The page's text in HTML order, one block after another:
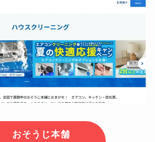
おそうじ本舗